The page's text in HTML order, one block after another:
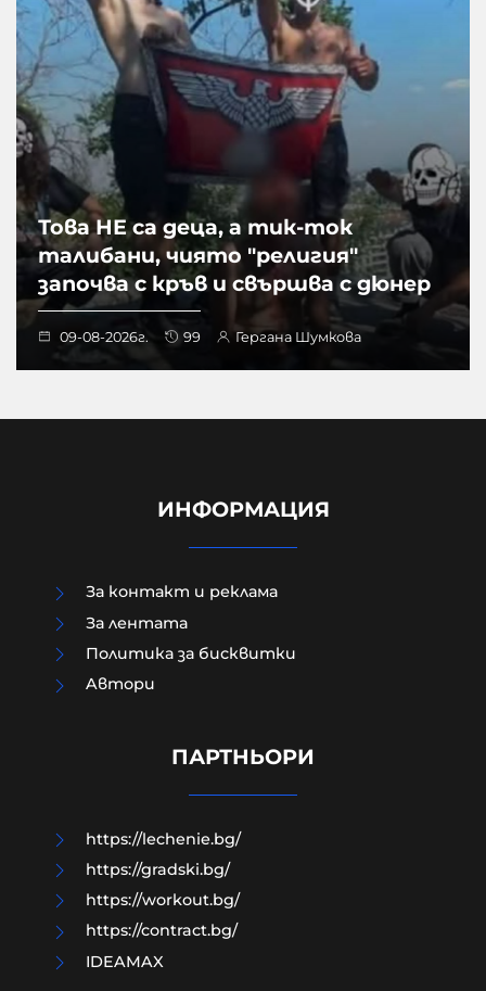
Това НЕ са деца, а тик-ток
талибани, чиято "религия"
започва с кръв и свършва с дюнер
09-08-2026г. 99 Гергана Шумкова
В Кричим събират пари за
ИНФОРМАЦИЯ
За контакт и реклама
За лентата
Политика за бисквитки
Aвтори
ПАРТНЬОРИ
https://lechenie.bg/
https://gradski.bg/
https://workout.bg/
https://contract.bg/
IDEAMAX